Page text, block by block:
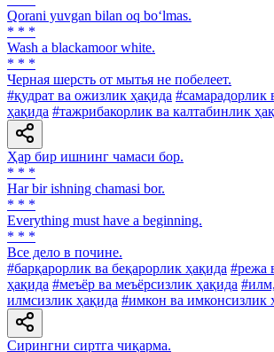
Qorani yuvgan bilan oq bo‘lmas.
* * *
Wash a blackamoor white.
* * *
Черная шерсть от мытья не побелеет.
#қудрат ва ожизлик ҳақида #самарадорлик
ҳақида #тажрибакорлик ва калтабинлик
Ҳар бир ишнинг чамаси бор.
* * *
Har bir ishning chamasi bor.
* * *
Everything must have a beginning.
* * *
Все дело в почине.
#барқарорлик ва беқарорлик ҳақида #режа
ҳақида #меъёр ва меъёрсизлик ҳақида
илмсизлик ҳақида #имкон ва имконсизлик
Сирингни сиртга чиқарма.